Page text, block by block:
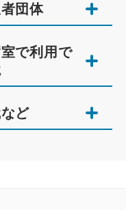
団体
で利用で
ど